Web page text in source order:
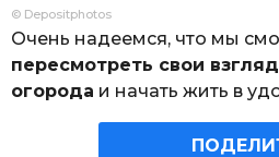
© Depositphotos
Очень надеемся, что мы
пересмотреть свои
огорода и начать жить в